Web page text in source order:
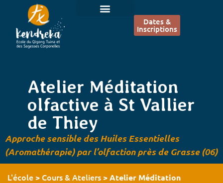
Dates &
Inscriptions
Atelier Méditation
olfactive à St Vallier
de Thiey
Approche sensible des Huiles Essentielles
(Aromathérapie) par l’olfaction près de Grasse (06)
L'école > Cours & Ateliers >Atelier Méditation